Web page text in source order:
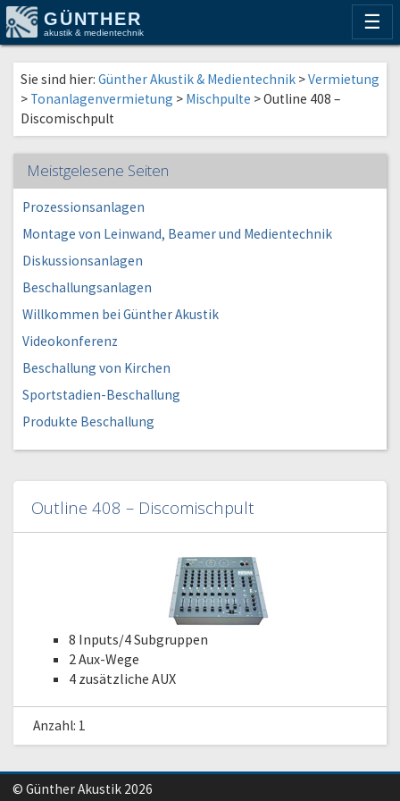
GÜNTHER
akustik & medientechnik ☰
Sie sind hier: Günther Akustik & Medientechnik >Vermietung
> Tonanlagenvermietung > Mischpulte >Outline 408 –
Discomischpult
Meistgelesene Seiten
Prozessionsanlagen
Montage von Leinwand, Beamer und Medientechnik
Diskussionsanlagen
Beschallungsanlagen
Willkommen bei Günther Akustik
Videokonferenz
Beschallung von Kirchen
Sportstadien-Beschallung
Produkte Beschallung
Outline 408 – Discomischpult
8 Inputs/4 Subgruppen
2 Aux-Wege
4 zusätzliche AUX
Anzahl: 1
© Günther Akustik 2026